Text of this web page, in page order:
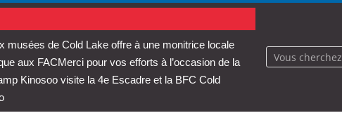
musées de Cold Lake offre à une monitrice locale
aux FACMerci pour vos efforts à l’occasion de la
Kinosoo visite la 4e Escadre et la BFC Cold